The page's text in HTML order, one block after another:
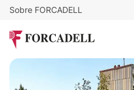
Sobre FORCADELL410.000
266 m² · 6 habitaciones